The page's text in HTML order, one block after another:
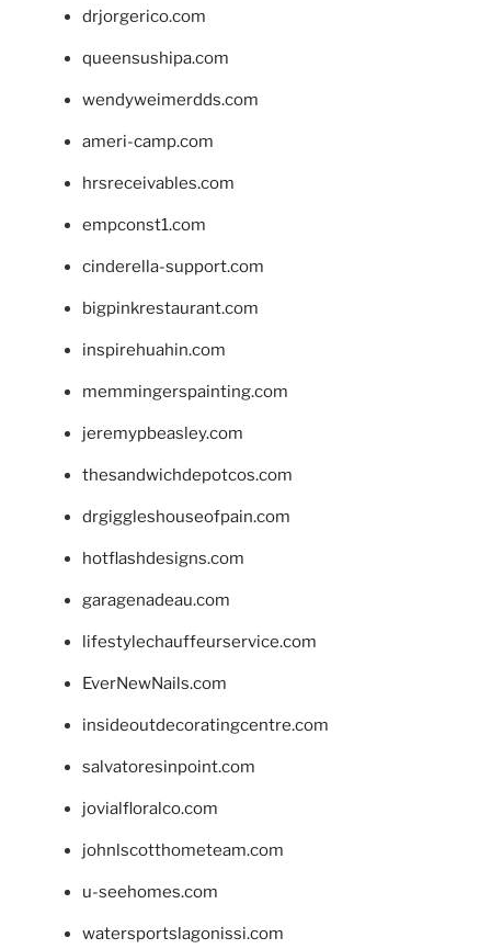
drjorgerico.com
queensushipa.com
wendyweimerdds.com
ameri-camp.com
hrsreceivables.com
empconst1.com
cinderella-support.com
bigpinkrestaurant.com
inspirehuahin.com
memmingerspainting.com
jeremypbeasley.com
thesandwichdepotcos.com
drgiggleshouseofpain.com
hotflashdesigns.com
garagenadeau.com
lifestylechauffeurservice.com
EverNewNails.com
insideoutdecoratingcentre.com
salvatoresinpoint.com
jovialfloralco.com
johnlscotthometeam.com
u-seehomes.com
watersportslagonissi.com